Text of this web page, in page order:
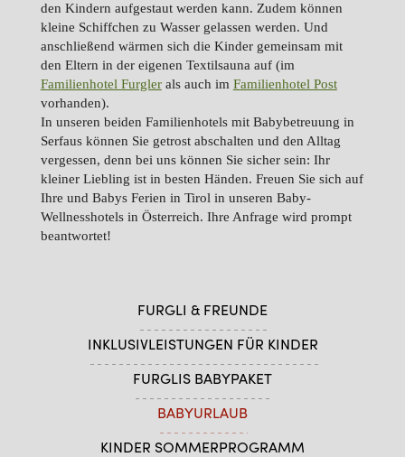
den Kindern aufgestaut werden kann. Zudem können
kleine Schiffchen zu Wasser gelassen werden. Und
anschließend wärmen sich die Kinder gemeinsam mit
den Eltern in der eigenen Textilsauna auf (im
Familienhotel Furglerals auch im Familienhotel Post
vorhanden).
In unseren beiden Familienhotels mit Babybetreuung in
Serfaus können Sie getrost abschalten und den Alltag
vergessen, denn bei uns können Sie sicher sein: Ihr
kleiner Liebling ist in besten Händen. Freuen Sie sich auf
Ihre und Babys Ferien in Tirol in unseren Baby-
Wellnesshotels in Österreich. Ihre Anfrage wird prompt
beantwortet!
FURGLI & FREUNDE
INKLUSIVLEISTUNGEN FÜR KINDER
FURGLIS BABYPAKET
BABYURLAUB
KINDER SOMMERPROGRAMM